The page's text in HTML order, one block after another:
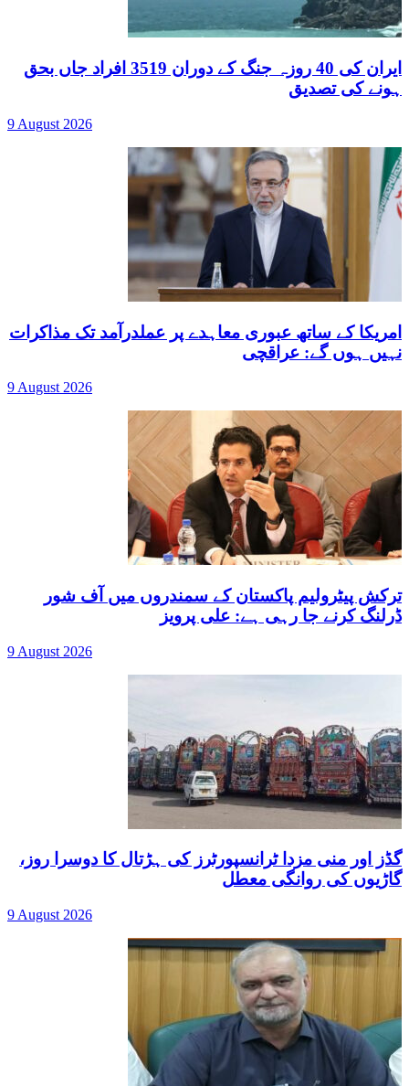
ایران کی 40 روزہ جنگ کے دوران 3519 افراد جاں بحق
ہونے کی تصدیق
9 August 2026
امریکا کے ساتھ عبوری معاہدے پر عملدرآمد تک مذاکرات
نہیں ہوں گے: عراقچی
9 August 2026
ترکش پیٹرولیم پاکستان کے سمندروں میں آف شور
ڈرلنگ کرنے جا رہی ہے: علی پرویز
9 August 2026
گڈز اور منی مزدا ٹرانسپورٹرز کی ہڑتال کا دوسرا روز،
گاڑیوں کی روانگی معطل
9 August 2026